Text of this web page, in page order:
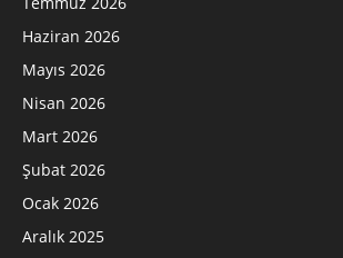
Haziran 2026
Mayıs 2026
Nisan 2026
Mart 2026
Şubat 2026
Ocak 2026
Aralık 2025